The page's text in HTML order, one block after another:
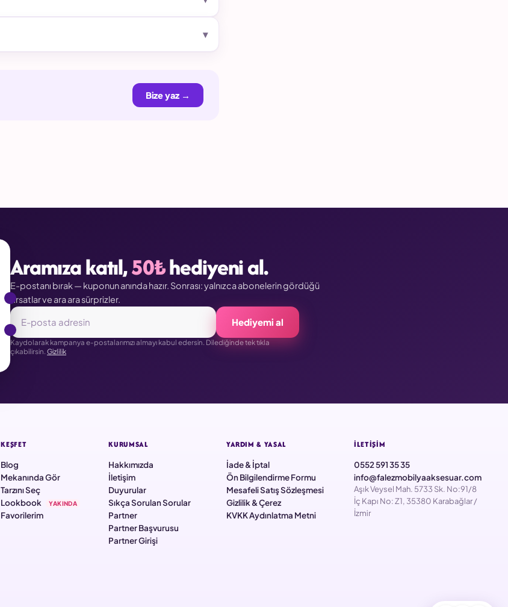
▾
Bize yaz →
Aramıza katıl,50₺hediyeni al.
E-postanı bırak — kuponun anında hazır. Sonrası: yalnızca abonelerin gördüğü
fırsatlar ve ara ara sürprizler.
Hediyemi al
Kaydolarak kampanya e-postalarımızı almayı kabul edersin. Dilediğinde tek tıkla
çıkabilirsin. Gizlilik
KEŞFET
Blog
Mekanında Gör
Tarzını Seç
Lookbook
YAKINDA
Favorilerim
KURUMSAL
Hakkımızda
İletişim
Duyurular
Sıkça Sorulan Sorular
Partner
Partner Başvurusu
Partner Girişi
YARDIM & YASAL
İade & İptal
Ön Bilgilendirme Formu
Mesafeli Satış Sözleşmesi
Gizlilik & Çerez
KVKK Aydınlatma Metni
İLETIŞIM
0552 591 35 35
info@falezmobilyaaksesuar.com
Aşık Veysel Mah. 5733 Sk. No:91/8
İç Kapı No: Z1, 35380 Karabağlar /
İzmir